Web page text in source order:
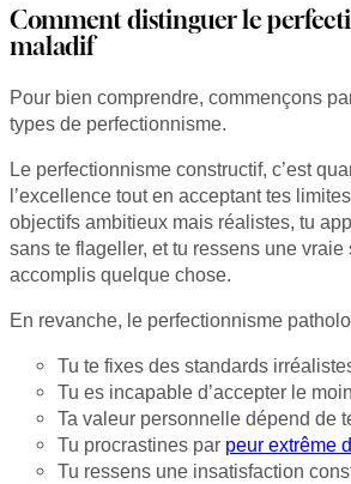
Comment distinguer le
maladif
Pour bien comprendre, commençons
types de perfectionnisme.
Le perfectionnisme constructif, c’est
l’excellence tout en acceptant tes
objectifs ambitieux mais réalistes, tu
sans te flageller, et tu ressens une
accomplis quelque chose.
En revanche, le perfectionnisme
Tu te fixes des standards
Tu es incapable d’accepter le
Ta valeur personnelle dépend de
Tu procrastines par peur extrême
Tu ressens une insatisfaction